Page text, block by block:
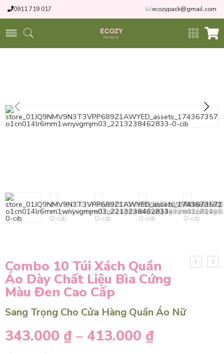
0911 719 017 ecozypack@gmail.com
Combo 10 Túi Xách Quần
Áo Dày Chất Liệu Bìa Cứng
Màu Đen Cao Cấp
Sang Trọng Cho Cửa Hàng Quần Áo Nữ
343.000 ₫ – 413.000 ₫